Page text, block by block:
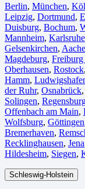
Berlin⁠, München,
Leipzig, Dortmund,
Duisburg⁠, Bochum,
Mannheim, Karlsruhe
Gelsenkirchen⁠,
Magdeburg,
Oberhausen⁠, Rostock⁠,
Hamm,
der Ruhr, Osnabrück⁠,
Solingen,
Offenbach am Main,
Wolfsburg⁠, Göttingen
Bremerhaven⁠,
Recklinghausen, Jena⁠
Hildesheim⁠, Siegen⁠,
Schleswig-Holstein